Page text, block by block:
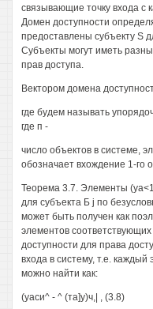
связывающие точку входа с
Домен доступности
предоставлены субъекту S
Субъекты могут иметь
прав доступа.
Вектором домена
где будем называть
где п -
число объектов в системе,
обозначает вхождение 1-го
Теорема 3.7. Элементы
для субъекта Б j по
может быть получен как
элементов
доступности для права
входа в систему, т.е. каждый
можно найти как:
(уаси^ - ^ (та]у)ч,| , (3.8)